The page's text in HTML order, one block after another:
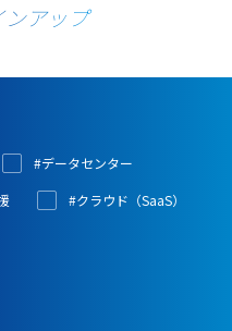
ンアップ
#データセンター
#クラウド（SaaS）